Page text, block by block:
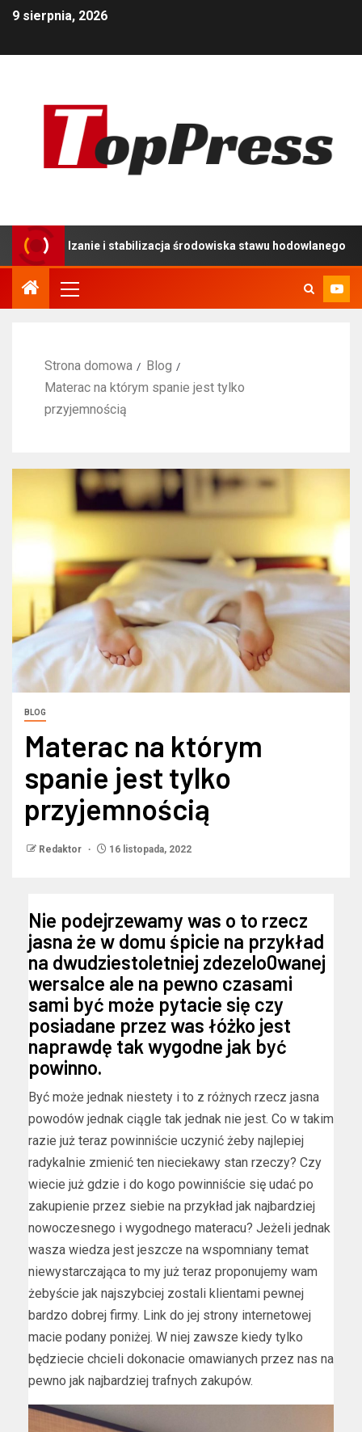
9 sierpnia, 2026
i stabilizacja środowiska stawu hodowlanego
Strona domowa
Blog
Materac na którym spanie jest tylko
przyjemnością
BLOG
Materac na którym
spanie jest tylko
przyjemnością
Redaktor 16 listopada, 2022
Nie podejrzewamy was o to rzecz
jasna że w domu śpicie na przykład
na dwudziestoletniej zdezelo0wanej
wersalce ale na pewno czasami
sami być może pytacie się czy
posiadane przez was łóżko jest
naprawdę tak wygodne jak być
powinno.
Być może jednak niestety i to z różnych rzecz jasna
powodów jednak ciągle tak jednak nie jest. Co w takim
razie już teraz powinniście uczynić żeby najlepiej
radykalnie zmienić ten nieciekawy stan rzeczy? Czy
wiecie już gdzie i do kogo powinniście się udać po
zakupienie przez siebie na przykład jak najbardziej
nowoczesnego i wygodnego materacu? Jeżeli jednak
wasza wiedza jest jeszcze na wspomniany temat
niewystarczająca to my już teraz proponujemy wam
żebyście jak najszybciej zostali klientami pewnej
bardzo dobrej firmy. Link do jej strony internetowej
macie podany poniżej. W niej zawsze kiedy tylko
będziecie chcieli dokonacie omawianych przez nas na
pewno jak najbardziej trafnych zakupów.